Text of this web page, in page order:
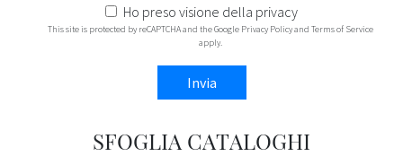
Ho preso visione della privacy
This site is protected by reCAPTCHA and the Google Privacy Policyand Terms of Service
apply.
Invia
SFOGLIA CATALOGHI